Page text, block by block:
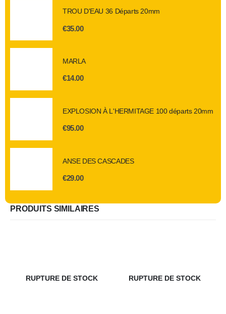
TROU D'EAU 36 Départs 20mm
€35.00
MARLA
€14.00
EXPLOSION À L'HERMITAGE 100 départs 20mm
€95.00
ANSE DES CASCADES
€29.00
PRODUITS SIMILAIRES
RUPTURE DE STOCK RUPTURE DE STOCK